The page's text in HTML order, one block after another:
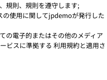
規則、規則を遵守します;
使用に関してjpdemoが発行した
の電子的またはその他のメディア
ビスに準拠する 利用規約と適用さ